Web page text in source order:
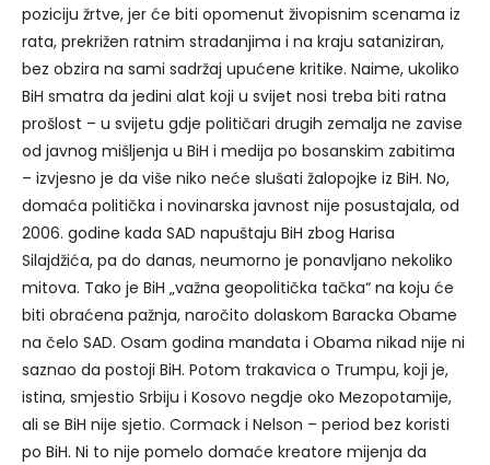
poziciju žrtve, jer će biti opomenut živopisnim scenama iz
rata, prekrižen ratnim stradanjima i na kraju sataniziran,
bez obzira na sami sadržaj upućene kritike. Naime, ukoliko
BiH smatra da jedini alat koji u svijet nosi treba biti ratna
prošlost – u svijetu gdje političari drugih zemalja ne zavise
od javnog mišljenja u BiH i medija po bosanskim zabitima
– izvjesno je da više niko neće slušati žalopojke iz BiH. No,
domaća politička i novinarska javnost nije posustajala, od
2006. godine kada SAD napuštaju BiH zbog Harisa
Silajdžića, pa do danas, neumorno je ponavljano nekoliko
mitova. Tako je BiH „važna geopolitička tačka“ na koju će
biti obraćena pažnja, naročito dolaskom Baracka Obame
na čelo SAD. Osam godina mandata i Obama nikad nije ni
saznao da postoji BiH. Potom trakavica o Trumpu, koji je,
istina, smjestio Srbiju i Kosovo negdje oko Mezopotamije,
ali se BiH nije sjetio. Cormack i Nelson – period bez koristi
po BiH. Ni to nije pomelo domaće kreatore mijenja da